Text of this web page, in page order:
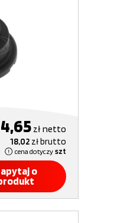
złnetto
18,02 złbrutto
cena dotyczy szt
o